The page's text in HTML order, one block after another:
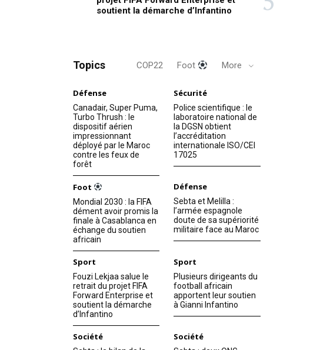
soutient la démarche d’Infantino
Topics COP22 Foot More
Défense
Canadair, Super Puma,
Turbo Thrush : le
dispositif aérien
impressionnant
déployé par le Maroc
contre les feux de
forêt
Sécurité
Police scientifique : le
laboratoire national de
la DGSN obtient
l’accréditation
internationale ISO/CEI
17025
Foot
Mondial 2030 : la FIFA
dément avoir promis la
finale à Casablanca en
échange du soutien
africain
Défense
Sebta et Melilla :
l’armée espagnole
doute de sa supériorité
militaire face au Maroc
Sport
Fouzi Lekjaa salue le
retrait du projet FIFA
Forward Enterprise et
soutient la démarche
d’Infantino
Sport
Plusieurs dirigeants du
football africain
apportent leur soutien
à Gianni Infantino
Société Société